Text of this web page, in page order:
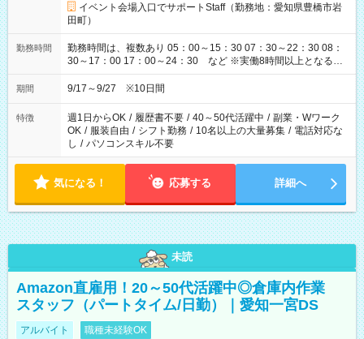
イベント会場入口でサポートStaff（勤務地：愛知県豊橋市岩
田町）
勤務時間
勤務時間は、複数あり 05：00～15：30 07：30～22：30 08：
30～17：00 17：00～24：30 など ※実働8時間以上となる勤
務もあります。 【休憩】60分+他休憩あり 交替で取得します。
安全面に配慮しこまめな休憩があります。
期間 9/17～9/27 ※10日間
特徴 週1日からOK / 履歴書不要 / 40～50代活躍中 / 副業・Wワーク
OK / 服装自由 / シフト勤務 / 10名以上の大量募集 / 電話対応な
し / パソコンスキル不要
気になる！ 応募する 詳細へ
未読
Amazon直雇用！20～50代活躍中◎倉庫内作業
スタッフ（パートタイム/日勤）｜愛知一宮DS
アルバイト 職種未経験OK